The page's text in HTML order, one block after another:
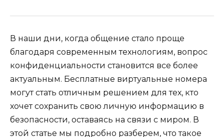
В наши дни, когда общение стало проще
благодаря современным технологиям, вопрос
конфиденциальности становится все более
актуальным. Бесплатные виртуальные номера
могут стать отличным решением для тех, кто
хочет сохранить свою личную информацию в
безопасности, оставаясь на связи с миром. В
этой статье мы подробно разберем, что такое